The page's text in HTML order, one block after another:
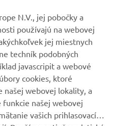
SKÚTROV
N.V., jej pobočky a
používajú na webovej
jej miestnych
techník podobných
javascripit a webové
cookies, ktoré
našej webovej lokality, a
našej webovej
vašich prihlasovacích